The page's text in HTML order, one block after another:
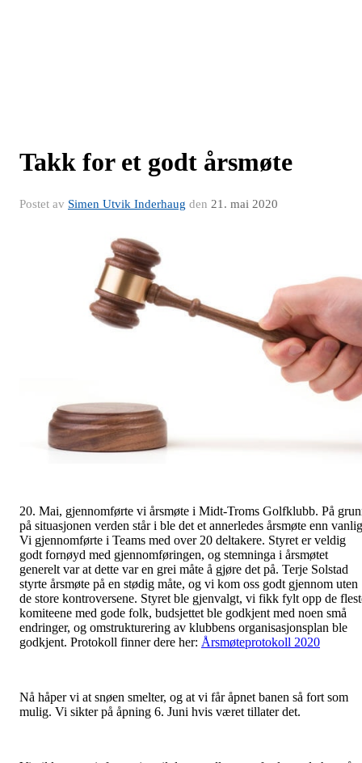
Takk for et godt årsmøte
Postet av Simen Utvik Inderhaug den 21. mai 2020
20. Mai, gjennomførte vi årsmøte i Midt-Troms Golfklubb. På
på situasjonen verden står i ble det et annerledes årsmøte enn
Vi gjennomførte i Teams med over 20 deltakere. Styret er veldig
godt fornøyd med gjennomføringen, og stemninga i årsmøtet
generelt var at dette var en grei måte å gjøre det på. Terje Solstad
styrte årsmøte på en stødig måte, og vi kom oss godt gjennom uten
de store kontroversene. Styret ble gjenvalgt, vi fikk fylt opp de
komiteene med gode folk, budsjettet ble godkjent med noen små
endringer, og omstrukturering av klubbens organisasjonsplan ble
godkjent. Protokoll finner dere her: Årsmøteprotokoll 2020
Nå håper vi at snøen smelter, og at vi får åpnet banen så fort som
mulig. Vi sikter på åpning 6. Juni hvis været tillater det.